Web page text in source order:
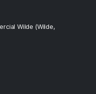
Wilde (Wilde,